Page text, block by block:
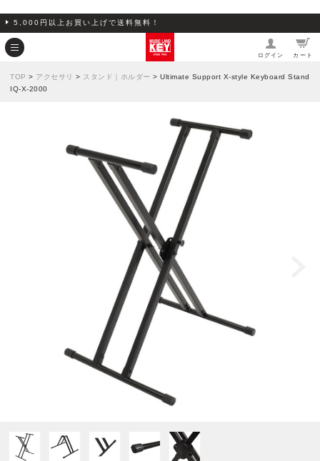
5,000円以上お買い上げで送料無料！
ログイン カート
TOP > アクセサリ > スタンド｜ホルダー > Ultimate Support X-style Keyboard Stand
IQ-X-2000